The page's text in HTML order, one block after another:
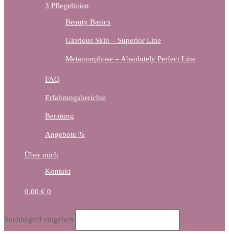
3 Pflegelinien
Beauty Basics
Glorious Skin – Superior Line
Metamorphose – Absolutely Perfect Line
FAQ
Erfahrungsberichte
Beratung
Angebote %
Über mich
Kontakt
0,00 € 0
Diese
Website
Suchbegriff eingeben